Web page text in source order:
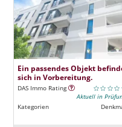
Ein passendes Objekt
sich in Vorbereitung.
DAS Immo Rating
Aktuell in
Kategorien